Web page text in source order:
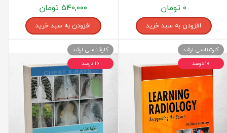
۰ تومان
افزودن به سبد خرید
۵۴۰,۰۰۰ تومان
افزودن به سبد خرید
کارشناسی ارشد
۱۰ درصد
کارشناسی ارشد
۱۰ درصد